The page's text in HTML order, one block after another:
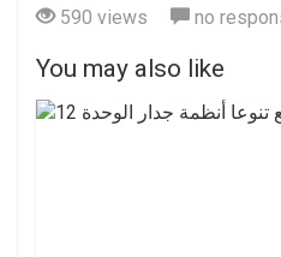
590 views
no
You may also like